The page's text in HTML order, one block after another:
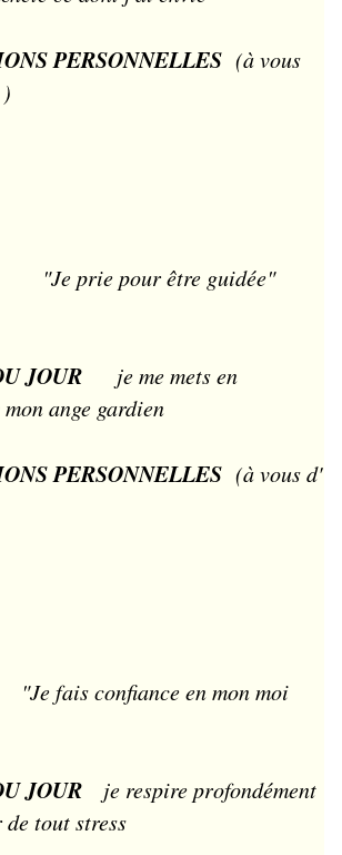
PERSONNELLES (à vous
"Je prie pour être guidée"
JOUR
je me mets en
ange gardien
PERSONNELLES (à vous d'
"Je fais confiance en mon moi
JOUR je respire profondément
tout stress